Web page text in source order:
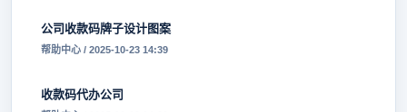
公司收款码牌子设计图案
帮助中心 / 2025-10-23 14:39
收款码代办公司